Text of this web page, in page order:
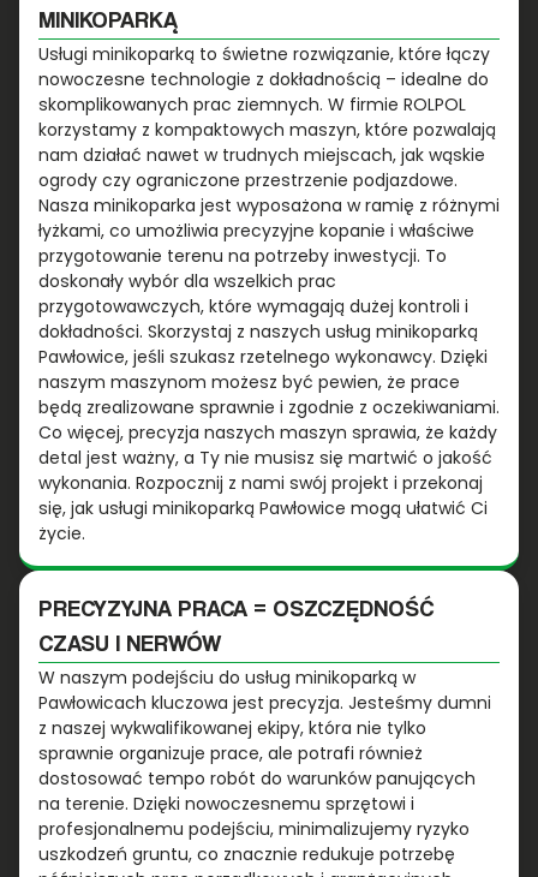
MINIKOPARKĄ
Usługi minikoparką to świetne rozwiązanie, które łączy
nowoczesne technologie z dokładnością – idealne do
skomplikowanych prac ziemnych. W firmie ROLPOL
korzystamy z kompaktowych maszyn, które pozwalają
nam działać nawet w trudnych miejscach, jak wąskie
ogrody czy ograniczone przestrzenie podjazdowe.
Nasza minikoparka jest wyposażona w ramię z różnymi
łyżkami, co umożliwia precyzyjne kopanie i właściwe
przygotowanie terenu na potrzeby inwestycji. To
doskonały wybór dla wszelkich prac
przygotowawczych, które wymagają dużej kontroli i
dokładności. Skorzystaj z naszych usług minikoparką
Pawłowice, jeśli szukasz rzetelnego wykonawcy. Dzięki
naszym maszynom możesz być pewien, że prace
będą zrealizowane sprawnie i zgodnie z oczekiwaniami.
Co więcej, precyzja naszych maszyn sprawia, że każdy
detal jest ważny, a Ty nie musisz się martwić o jakość
wykonania. Rozpocznij z nami swój projekt i przekonaj
się, jak usługi minikoparką Pawłowice mogą ułatwić Ci
życie.
PRECYZYJNA PRACA = OSZCZĘDNOŚĆ
CZASU I NERWÓW
W naszym podejściu do usług minikoparką w
Pawłowicach kluczowa jest precyzja. Jesteśmy dumni
z naszej wykwalifikowanej ekipy, która nie tylko
sprawnie organizuje prace, ale potrafi również
dostosować tempo robót do warunków panujących
na terenie. Dzięki nowoczesnemu sprzętowi i
profesjonalnemu podejściu, minimalizujemy ryzyko
uszkodzeń gruntu, co znacznie redukuje potrzebę